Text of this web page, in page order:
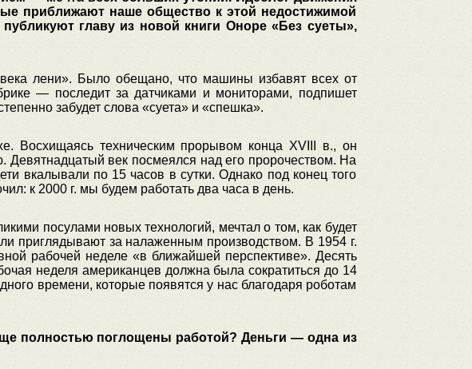
приближают наше общество к этой недостижимой
главу из новой книги Оноре «Без суеты»,
лени». Было обещано, что машины избавят всех от
— последит за датчиками и мониторами, подпишет
забудет слова «суета» и «спешка».
Восхищаясь техническим прорывом конца XVIII в., он
Девятнадцатый век посмеялся над его пророчеством. На
вкалывали по 15 часов в сутки. Однако под конец того
к 2000 г. мы будем работать два часа в день.
посулами новых технологий, мечтал о том, как будет
приглядывают за налаженным производством. В 1954 г.
рабочей неделе «в ближайшей перспективе». Десять
неделя американцев должна была сократиться до 14
времени, которые появятся у нас благодаря роботам
полностью поглощены работой? Деньги — одна из